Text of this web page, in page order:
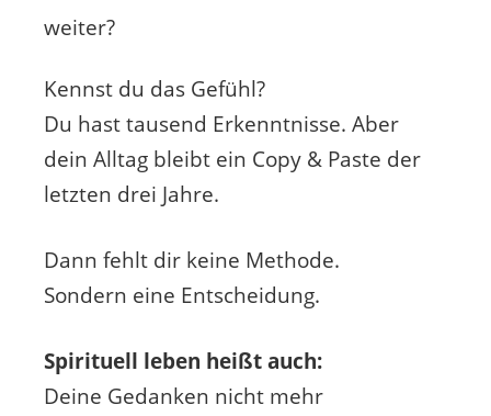
weiter?
Kennst du das Gefühl?
Du hast tausend Erkenntnisse. Aber
dein Alltag bleibt ein Copy & Paste der
letzten drei Jahre.
Dann fehlt dir keine Methode.
Sondern eine Entscheidung.
Spirituell leben heißt auch:
Deine Gedanken nicht mehr